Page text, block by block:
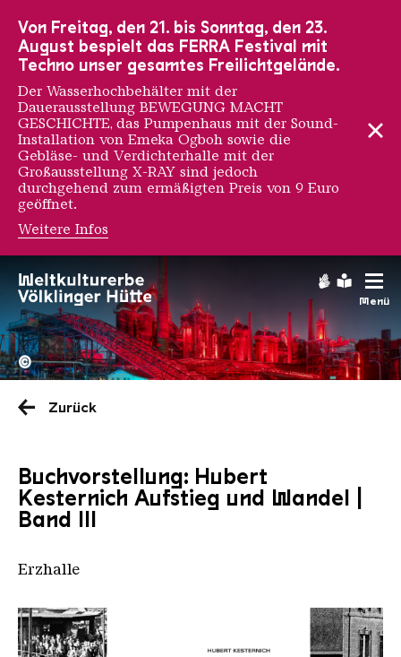
Menü
Hochofengruppe in Rot
Copyright:
©
Zurück
Buchvorstellung: Hubert
Kesternich Aufstieg und Wandel |
Band III
Erzhalle
Von Freitag, den 21. bis Sonntag, den 23.
August bespielt das FERRA Festival mit
Techno unser gesamtes Freilichtgelände.
Der Wasserhochbehälter mit der
Dauerausstellung BEWEGUNG MACHT
GESCHICHTE, das Pumpenhaus mit der Sound-
Installation von Emeka Ogboh sowie die
Gebläse- und Verdichterhalle mit der
Großausstellung X-RAY sind jedoch
durchgehend zum ermäßigten Preis von 9 Euro
geöffnet.
Weitere Infos